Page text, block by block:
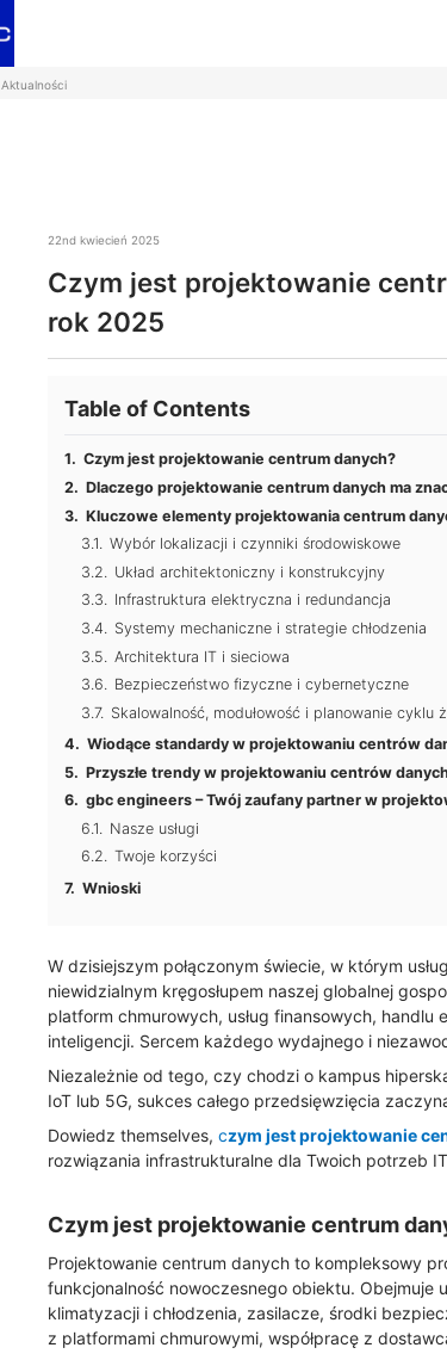
Aktualności
22nd kwiecień 2025
Czym jest projektowanie
rok 2025
Table of Contents
Czym jest projektowanie centrum danych?
Dlaczego projektowanie centrum danych ma
Kluczowe elementy projektowania centrum
Wybór lokalizacji i czynniki środowiskowe
Układ architektoniczny i konstrukcyjny
Infrastruktura elektryczna i redundancja
Systemy mechaniczne i strategie chłodzenia
Architektura IT i sieciowa
Bezpieczeństwo fizyczne i cybernetyczne
Skalowalność, modułowość i planowanie cyklu
Wiodące standardy w projektowaniu centrów
Przyszłe trendy w projektowaniu centrów danych
gbc engineers – Twój zaufany partner w
Nasze usługi
Twoje korzyści
Wnioski
W dzisiejszym połączonym świecie, w którym
niewidzialnym kręgosłupem naszej globalnej
platform chmurowych, usług finansowych,
inteligencji. Sercem każdego wydajnego i
Niezależnie od tego, czy chodzi o kampus
IoT lub 5G, sukces całego przedsięwzięcia
Dowiedz themselves, czym jest projektowanie
rozwiązania infrastrukturalne dla Twoich potrzeb
Czym jest projektowanie centrum
Projektowanie centrum danych to kompleksowy
funkcjonalność nowoczesnego obiektu. Obejmuje
klimatyzacji i chłodzenia, zasilacze, środki
z platformami chmurowymi, współpracę z